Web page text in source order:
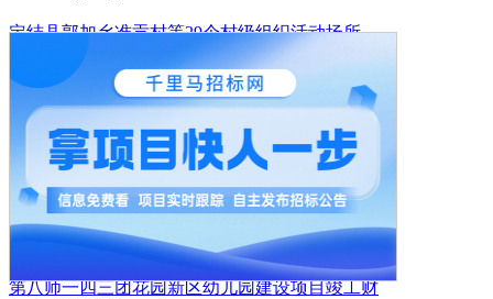
定结县郭加乡准贡村等29个村级组织活动场所
08月06日
塔里木油田勘探院基于排带气水系统的裂缝性气
定结县琼孜乡羌姆村灾后基础设施提升项目
08月06日
2026年康巴什区药品及医疗器械经营企业信
08月06日
第八师一四三团花园新区幼儿园建设项目竣工财